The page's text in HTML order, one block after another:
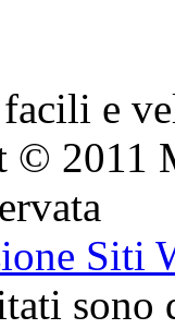
e
© 2011
Siti